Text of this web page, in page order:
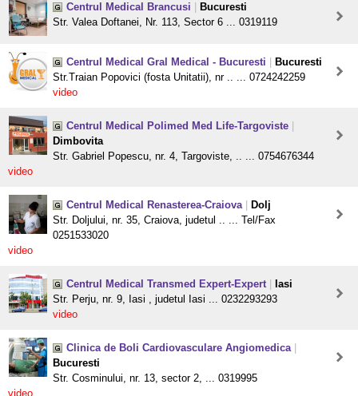
Centrul Medical Brancusi
Bucuresti
Str. Valea Doftanei, Nr. 113, Sector 6 ... 0319119
Centrul Medical Gral Medical - Bucuresti
Bucuresti
Str.Traian Popovici (fosta Unitatii), nr .. ... 0724242259
video
Centrul Medical Polimed Med Life-Targoviste
Dimbovita
Str. Gabriel Popescu, nr. 4, Targoviste, .. ... 0754676344
video
Centrul Medical Renasterea-Craiova
Dolj
Str. Doljului, nr. 35, Craiova, judetul .. ... Tel/Fax
0251533020
video
Centrul Medical Transmed Expert-Expert
Iasi
Str. Perju, nr. 9, Iasi , judetul Iasi ... 0232293293
video
Clinica de Boli Cardiovasculare Angiomedica
Bucuresti
Str. Cosminului, nr. 13, sector 2, ... 0319995
video